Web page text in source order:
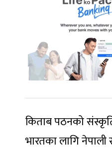
किताब पठनको
भारतका लागि नेपाली